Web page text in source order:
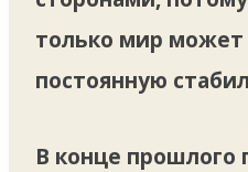
только мир может
постоянную
В конце прошлого